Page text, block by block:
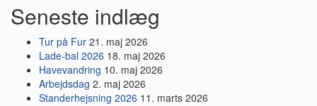
Seneste indlæg
Tur på Fur 21. maj 2026
Lade-bal 2026 18. maj 2026
Havevandring 10. maj 2026
Arbejdsdag 2. maj 2026
Standerhejsning 2026 11. marts 2026